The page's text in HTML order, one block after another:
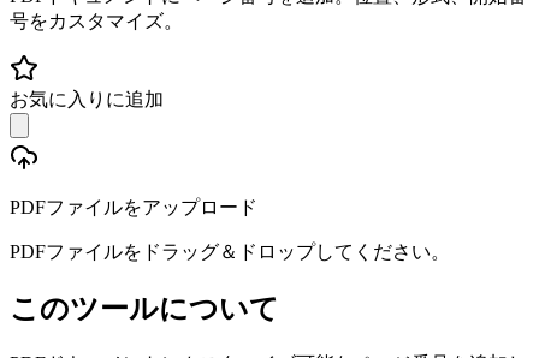
号をカスタマイズ。
お気に入りに追加
PDFファイルをアップロード
PDFファイルをドラッグ＆ドロップしてください。
このツールについて